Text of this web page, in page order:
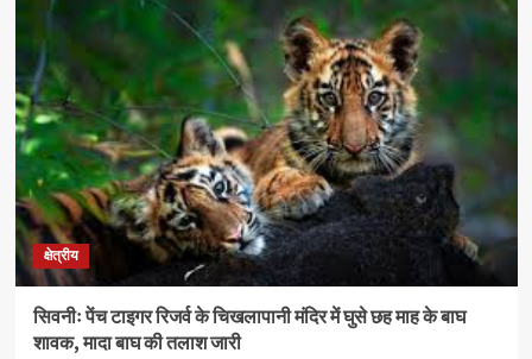
क्षेत्रीय
सिवनीः पेंच टाइगर रिजर्व के चिखलापानी मंदिर में घुसे छह माह के बाघ
शावक, मादा बाघ की तलाश जारी